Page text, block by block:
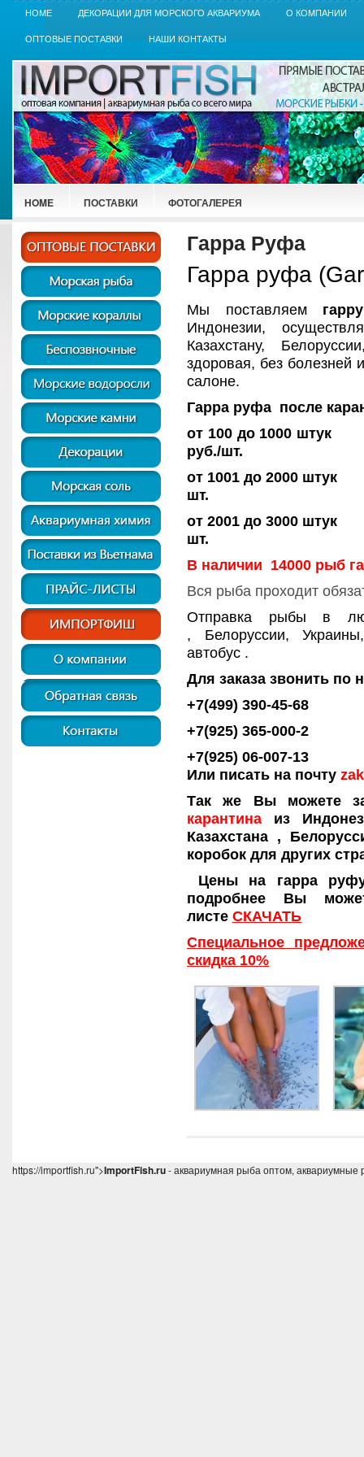
HOME ДЕКОРАЦИИ ДЛЯ МОРСКОГО АКВАРИУМА О КОМПАНИИ
ОПТОВЫЕ ПОСТАВКИ НАШИ КОНТАКТЫ
HOME ПОСТАВКИ ФОТОГАЛЕРЕЯ
Гарра Руфа
Гарра руфа
Мы поставляем
Индонезии,
Казахстану,
здоровая, без болезней
салоне.
Гарра руфа после
от 100
руб./шт.
от 1001 до
шт.
от 2001 до
шт.
В наличии 14000 рыб
Вся рыба проходит
Отправка рыбы в
, Белоруссии,
автобус .
Для заказа звонить по
+7(499) 390-45-68
+7(925) 365-000-2
+7(925) 06-007-13
Или писать на почту
Так же Вы можете
карантина из
Казахстана ,
коробок для других
Цены на гарра
подробнее Вы
листе СКАЧАТЬ
Специальное
скидка 10%
https://importfish.ru">ImportFish.ru- аквариумная рыба оптом,